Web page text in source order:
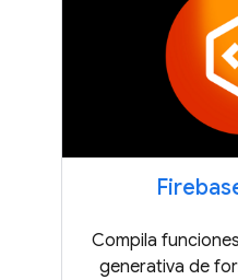
Compila
generativa de